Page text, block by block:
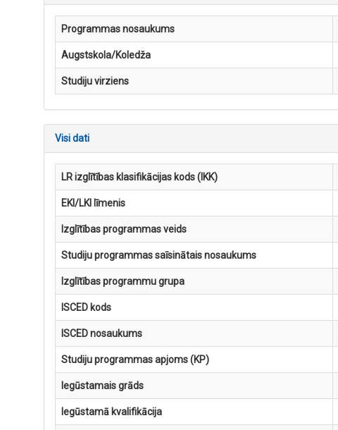
Programmas nosaukums
Augstskola/Koledža
Studiju virziens
Visi dati
LR izglītības klasifikācijas kods (IKK)
EKI/LKI līmenis
Izglītības programmas veids
Studiju programmas saīsinātais nosaukums
Izglītības programmu grupa
ISCED kods
ISCED nosaukums
Studiju programmas apjoms (KP)
Iegūstamais grāds
Iegūstamā kvalifikācija